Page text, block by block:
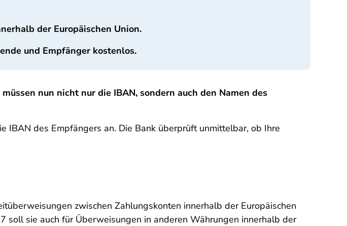
der Europäischen Union.
und Empfänger kostenlos.
nun nicht nur die IBAN, sondern auch den Namen des
IBAN des Empfängers an. Die Bank überprüft unmittelbar, ob Ihre
zwischen Zahlungskonten innerhalb der Europäischen
soll sie auch für Überweisungen in anderen Währungen innerhalb der